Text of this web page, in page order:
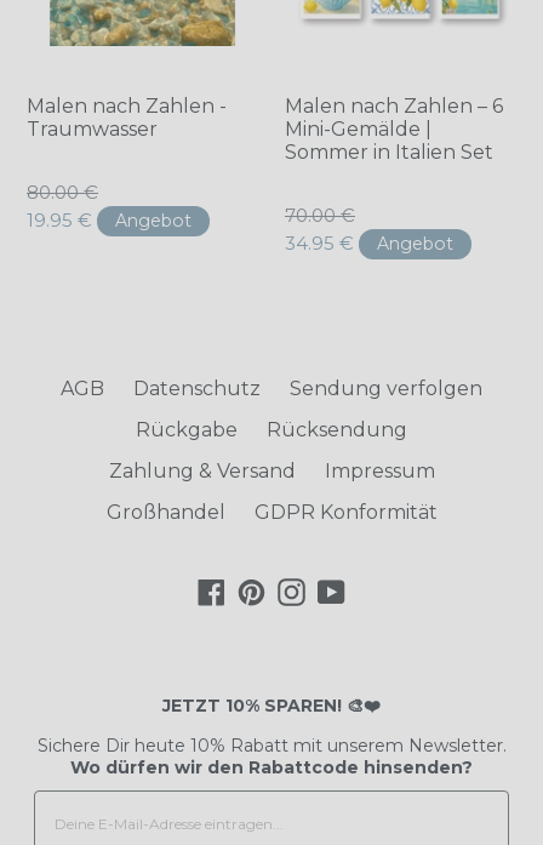
Malen nach Zahlen -
Traumwasser
Normaler
Preis
80.00 €
19.95 €
Angebot
Malen nach Zahlen – 6
Mini-Gemälde |
Sommer in Italien Set
Normaler
Preis
70.00 €
34.95 €
Angebot
AGB Datenschutz
Sendung verfolgen
Rückgabe
Rücksendung
Zahlung & Versand
Impressum
Großhandel
GDPR Konformität
Facebook
PinterestInstagram
YouTube
JETZT 10% SPAREN! 🎨❤️
Sichere Dir heute 10% Rabatt mit unserem Newsletter.
Wo dürfen wir den Rabattcode hinsenden?